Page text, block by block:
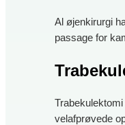
Al øjenkirurgi
passage for
velafprøvede